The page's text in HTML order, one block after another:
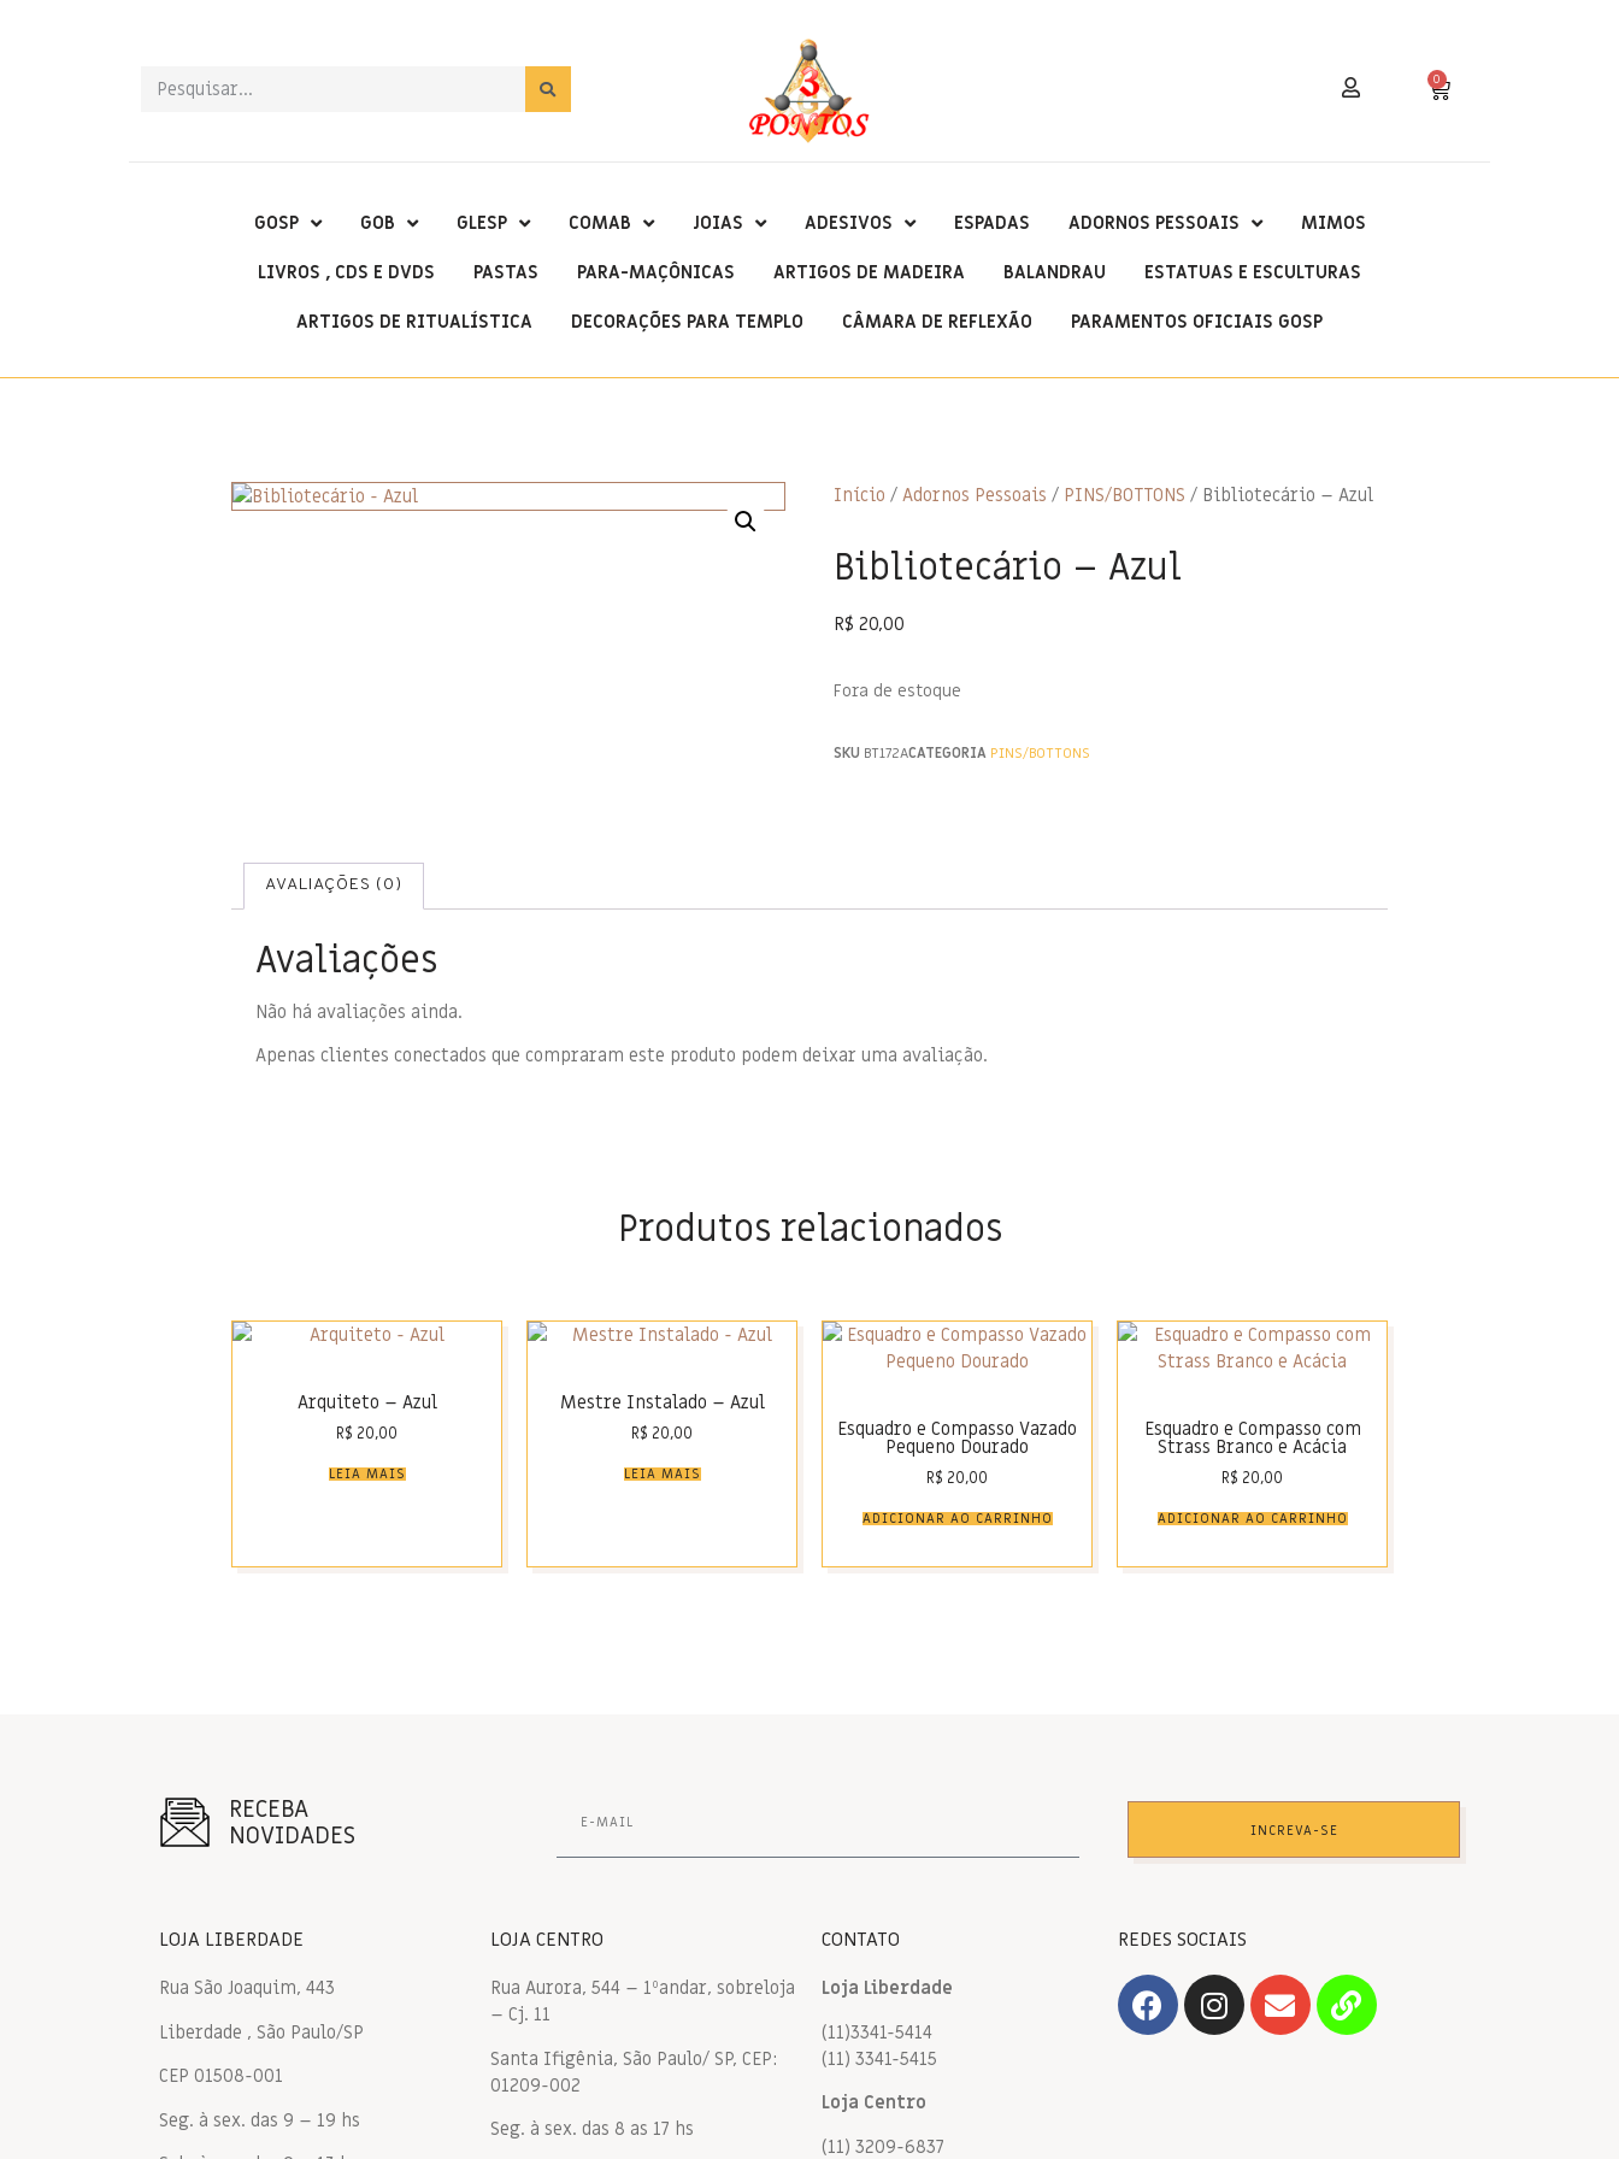
0
GOSP GOB GLESP COMAB JOIAS ADESIVOS ESPADAS ADORNOS PESSOAIS MIMOS
LIVROS , CDS E DVDS PASTAS PARA-MAÇÔNICAS ARTIGOS DE MADEIRA BALANDRAU ESTATUAS E ESCULTURAS
ARTIGOS DE RITUALÍSTICA DECORAÇÕES PARA TEMPLO CÂMARA DE REFLEXÃO PARAMENTOS OFICIAIS GOSP
Início / Adornos Pessoais / PINS/BOTTONS / Bibliotecário – Azul
Bibliotecário – Azul
R$ 20,00
Fora de estoque
SKU BT172ACATEGORIA PINS/BOTTONS
AVALIAÇÕES (0)
Avaliações
Não há avaliações ainda.
Apenas clientes conectados que compraram este produto podem deixar uma avaliação.
Produtos relacionados
Arquiteto – Azul
R$ 20,00
LEIA MAIS
Mestre Instalado – Azul
R$ 20,00
LEIA MAIS
Esquadro e Compasso Vazado
Pequeno Dourado
R$ 20,00
ADICIONAR AO CARRINHO
Esquadro e Compasso com
Strass Branco e Acácia
R$ 20,00
ADICIONAR AO CARRINHO
RECEBA
NOVIDADES
INCREVA-SE
LOJA LIBERDADE
Rua São Joaquim, 443
Liberdade , São Paulo/SP
CEP 01508-001
Seg. à sex. das 9 – 19 hs
LOJA CENTRO
Rua Aurora, 544 – 1ºandar, sobreloja
– Cj. 11
Santa Ifigênia, São Paulo/ SP, CEP:
01209-002
Seg. à sex. das 8 as 17 hs
CONTATO
Loja Liberdade
(11)3341-5414
(11) 3341-5415
Loja Centro
(11) 3209-6837
REDES SOCIAIS